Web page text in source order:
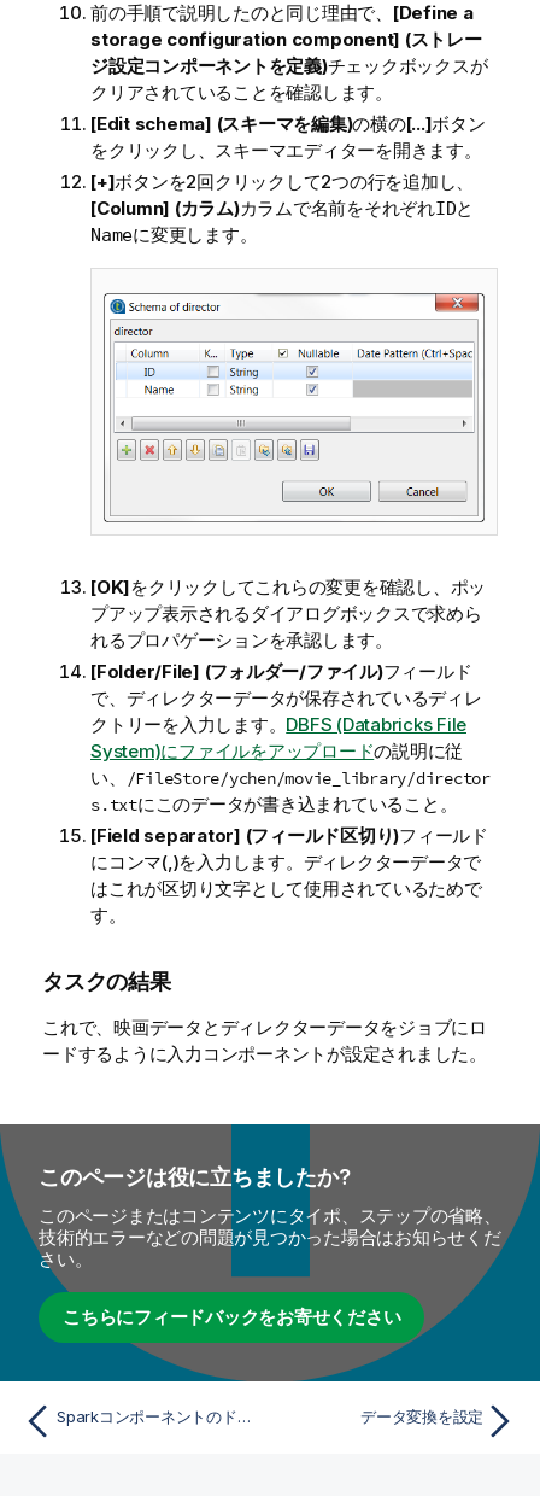
前の手順で説明したのと同じ理由で、 [Define a
storage configuration component] (ストレー
ジ設定コンポーネントを定義)チェックボックスが
クリアされていることを確認します。
[Edit schema] (スキーマを編集)の横の[...]ボタン
をクリックし、スキーマエディターを開きます。
[+]ボタンを2回クリックして2つの行を追加し、
[Column] (カラム)カラムで名前をそれぞれIDと
Nameに変更します。
[OK]をクリックしてこれらの変更を確認し、ポッ
プアップ表示されるダイアログボックスで求めら
れるプロパゲーションを承認します。
[Folder/File] (フォルダー/ファイル)フィールド
で、ディレクターデータが保存されているディレ
クトリーを入力します。 DBFS (Databricks File
System)にファイルをアップロードの説明に従
い、
/FileStore/ychen/movie_library/director
s.txtにこのデータが書き込まれていること。
[Field separator] (フィールド区切り)フィールド
にコンマ(,)を入力します。ディレクターデータで
はこれが区切り文字として使用されているためで
す。
タスクの結果
これで、映画データとディレクターデータをジョブにロ
ードするように入力コンポーネントが設定されました。
このページは役に立ちましたか?
このページまたはコンテンツにタイポ、ステップの省略、
技術的エラーなどの問題が見つかった場合はお知らせくだ
さい。
こちらにフィードバックをお寄せください
Sparkコンポーネントのドロップしてリンク データ変換を設定